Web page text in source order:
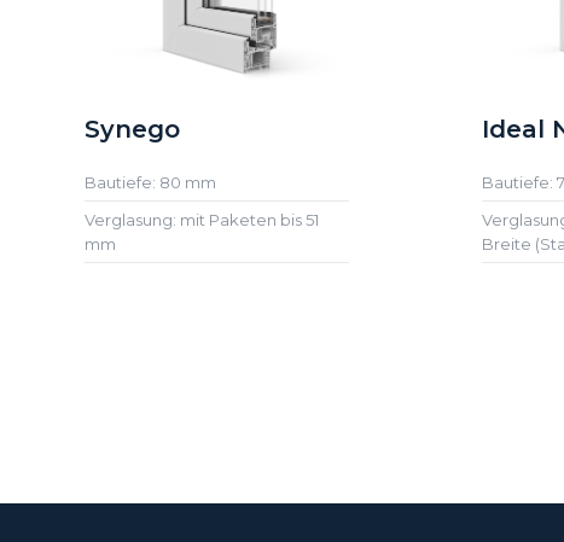
Synego
Bautiefe: 80 mm
Verglasung: mit Paketen bis 51
mm
Ideal
Bautiefe:
Breite